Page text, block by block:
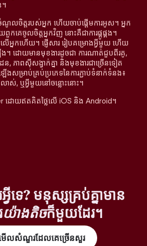
។
លចិត្តរបស់អ្នក ហើយចាប់ផ្តើមការអូស។ អ្នក
កគេចូលចិត្តអ្នកវិញ នោះគឺជាការផ្គូផ្គង។
ើអ្នកហើយ។ ផ្ញើសារ រៀបគម្រោងអ្វីមួយ ហើយ
ង។ ដោយមានមុខងារដូចជា ការណាត់ជួបពីរគូ,
ន, ភាពស៊ីសង្វាក់គ្នា និងមុខងារជាច្រើនទៀត
ើងសម្រាប់គ្រប់ប្រភេទនៃការភ្ជាប់ទំនាក់ទំនង៖
ាស់, ឬអ្វីមួយនៅចន្លោះនោះ។
ដោយឥតគិតថ្លៃលើ iOS និង Android។
េ? មនុស្សគ្រប់គ្នាមាន
យ៉ាងតិចក៏មួយដែរ។
លសំណួរដែលគេច្រើនសួរ